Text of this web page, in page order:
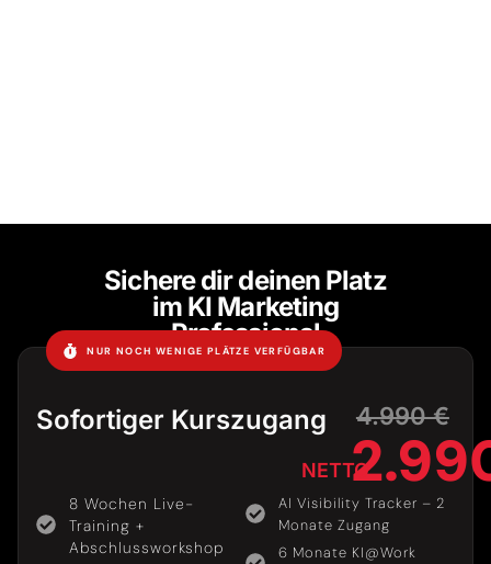
Sichere dir deinen Platz
im KI Marketing
Professional
NUR NOCH WENIGE PLÄTZE VERFÜGBAR
Sofortiger Kurszugang 4.990 €
NETTO
8 Wochen Live-
Training +
Abschlussworkshop
AI Visibility Tracker – 2
Monate Zugang
6 Monate KI@Work